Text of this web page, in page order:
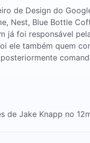
de Design do
Nest, Blue Bottle
já foi responsável
ele também quem
de Jake Knapp no